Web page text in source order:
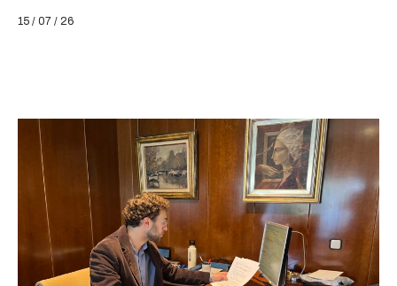
15 / 07 / 26